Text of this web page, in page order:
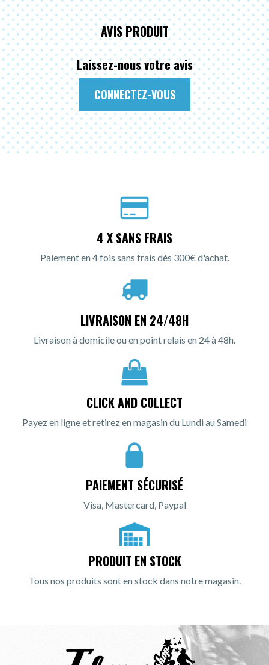
AVIS PRODUIT
Laissez-nous votre avis
CONNECTEZ-VOUS
4 X SANS FRAIS
Paiement en 4 fois sans frais dès 300€ d'achat.
LIVRAISON EN 24/48H
Livraison à domicile ou en point relais en 24 à 48h.
CLICK AND COLLECT
Payez en ligne et retirez en magasin du Lundi au Samedi
PAIEMENT SÉCURISÉ
Visa, Mastercard, Paypal
PRODUIT EN STOCK
Tous nos produits sont en stock dans notre magasin.